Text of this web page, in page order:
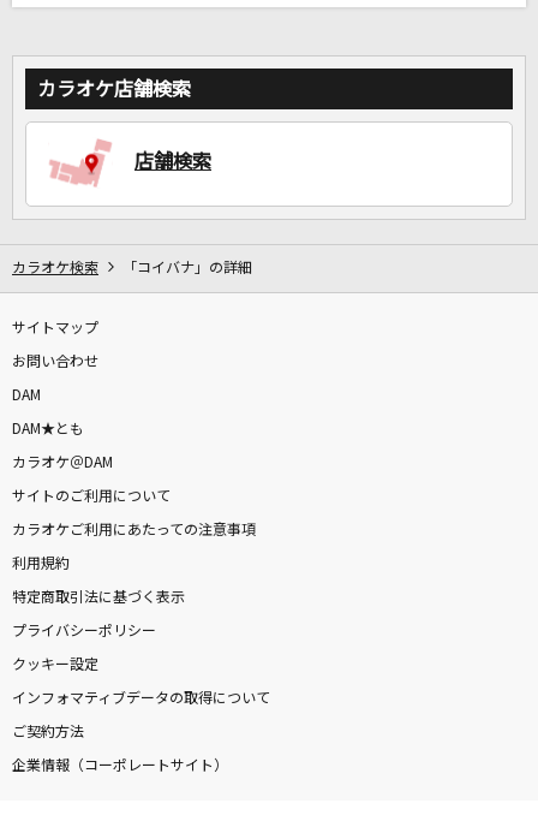
カラオケ店舗検索
店舗検索
カラオケ検索 「コイバナ」の詳細
サイトマップ
お問い合わせ
DAM
DAM★とも
カラオケ＠DAM
サイトのご利用について
カラオケご利用にあたっての注意事項
利用規約
特定商取引法に基づく表示
プライバシーポリシー
クッキー設定
インフォマティブデータの取得について
ご契約方法
企業情報（コーポレートサイト）